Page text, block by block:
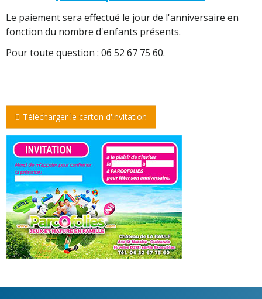
Le paiement sera effectué le jour de l'anniversaire en
fonction du nombre d'enfants présents.
Pour toute question : 06 52 67 75 60.
Télécharger le carton d'invitation